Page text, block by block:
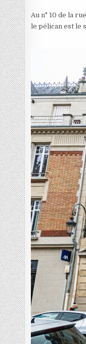
Au n° 10 de la
le pélican est le